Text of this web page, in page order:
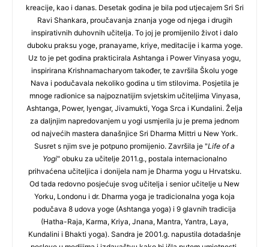
kreacije, kao i danas. Desetak godina je bila pod utjecajem Sri Sri
Ravi Shankara, proučavanja znanja yoge od njega i drugih
inspirativnih duhovnih učitelja. To joj je promijenilo život i dalo
duboku praksu yoge, pranayame, kriye, meditacije i karma yoge.
Uz to je pet godina prakticirala Ashtanga i Power Vinyasa yogu,
inspirirana Krishnamacharyom također, te završila Školu yoge
Nava i podučavala nekoliko godina u tim stilovima. Posjetila je
mnoge radionice sa najpoznatijim svjetskim učiteljima Vinyasa,
Ashtanga, Power, Iyengar, Jivamukti, Yoga Srca i Kundalini. Želja
za daljnjim napredovanjem u yogi usmjerila ju je prema jednom
od najvećih mastera današnjice Sri Dharma Mittri u New York.
Susret s njim sve je potpuno promijenio. Završila je "Life of a
Yogi" obuku za učitelje 2011.g., postala internacionalno
prihvaćena učiteljica i donijela nam je Dharma yogu u Hrvatsku.
Od tada redovno posjećuje svog učitelja i senior učitelje u New
Yorku, Londonu i dr. Dharma yoga je tradicionalna yoga koja
podučava 8 udova yoge (Ashtanga yoga) i 9 glavnih tradicija
(Hatha-Raja, Karma, Kriya, Jnana, Mantra, Yantra, Laya,
Kundalini i Bhakti yoga). Sandra je 2001.g. napustila dotadašnje